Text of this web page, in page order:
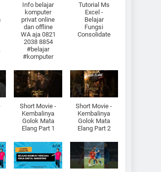
Info belajar
komputer
privat online
dan offline
WA aja 0821
2038 8854
#belajar
#komputer
Tutorial Ms
Excel -
Belajar
Fungsi
Consolidate
Short Movie -
Kembalinya
Golok Mata
Elang Part 1
Short Movie -
Kembalinya
Golok Mata
Elang Part 2